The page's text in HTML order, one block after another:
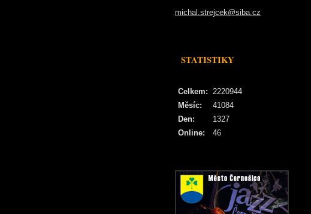
michal.strejcek@siba.cz
STATISTIKY
Online: 46
Celkem: 2220944
Měsíc:
41084
Den:
1327